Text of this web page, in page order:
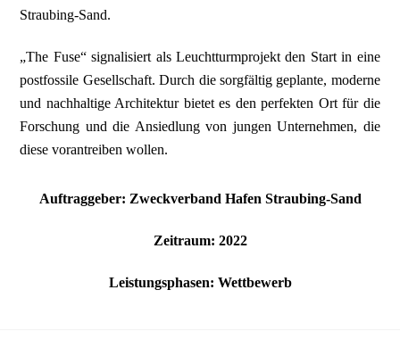
Straubing-Sand.
„The Fuse“ signalisiert als Leuchtturmprojekt den Start in eine
postfossile Gesellschaft. Durch die sorgfältig geplante, moderne
und nachhaltige Architektur bietet es den perfekten Ort für die
Forschung und die Ansiedlung von jungen Unternehmen, die
diese vorantreiben wollen.
Auftraggeber: Zweckverband Hafen Straubing-Sand
Zeitraum: 2022
Leistungsphasen: Wettbewerb